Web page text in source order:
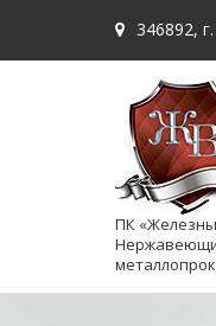
346892,
ПК